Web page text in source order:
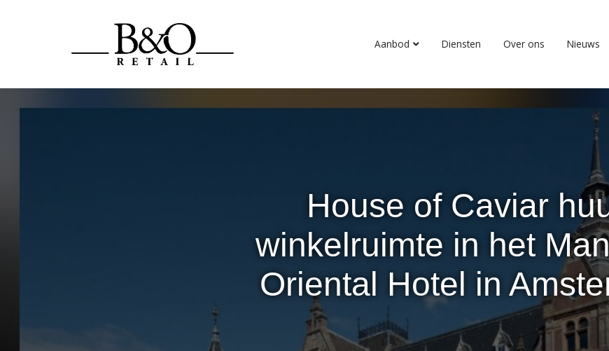
Aanbod Diensten Over ons Nieuws
House of Caviar
winkelruimte in het
Oriental Hotel in